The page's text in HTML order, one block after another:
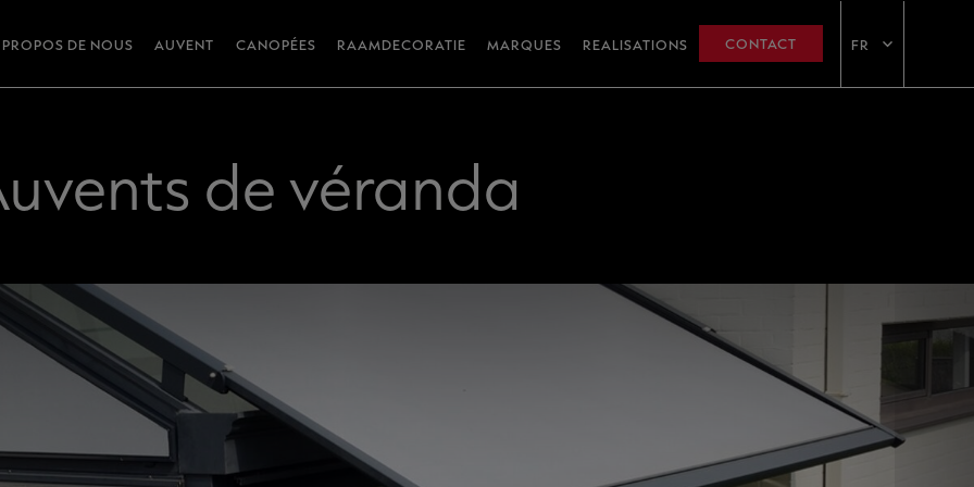
DE NOUS AUVENT CANOPÉES RAAMDECORATIE MARQUES REALISATIONS CONTACT FR
de véranda